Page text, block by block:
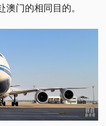
门的相同目的。